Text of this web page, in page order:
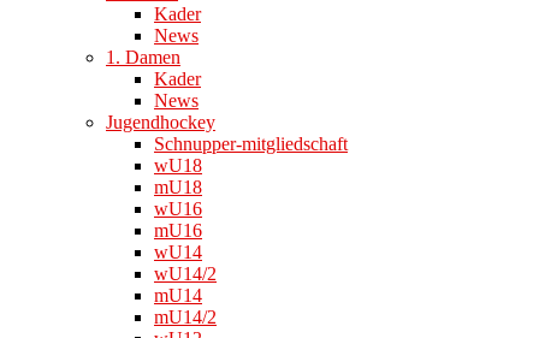
Kader
News
1. Damen
Kader
News
Jugendhockey
Schnupper-mitgliedschaft
wU18
mU18
wU16
mU16
wU14
wU14/2
mU14
mU14/2